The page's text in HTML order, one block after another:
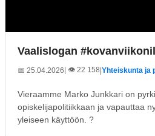
Vaalislogan
📅 25.04.2026| 👁️ 22 158 Yhteiskunta ja
Vieraamme Marko Junkkari on
opiskelijapolitiikkaan ja vapauttaa
yleiseen käyttöön. ?